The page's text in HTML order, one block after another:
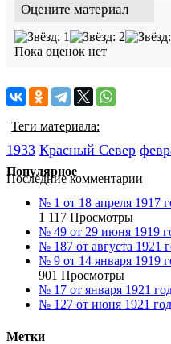
Оцените материал
Пока оценок нет
Теги материала:
1933 Красный Cевер
Последние комментарии
Популярное
№ 1 от 18 апреля 1917
1 117 Просмотры
№ 49 от 29 июня 1919
№ 187 от августа 1921
№ 9 от 14 января 1919
901 Просмотры
№ 17 от января 1921
№ 127 от июня 1921
Метки